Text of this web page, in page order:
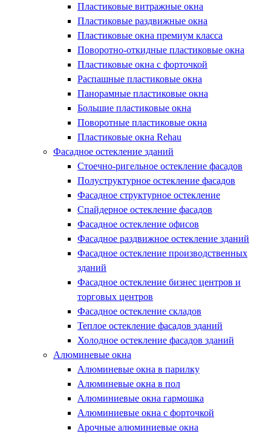
Пластиковые витражные окна
Пластиковые раздвижные окна
Пластиковые окна премиум класса
Поворотно-откидные пластиковые окна
Пластиковые окна с форточкой
Распашные пластиковые окна
Панорамные пластиковые окна
Большие пластиковые окна
Поворотные пластиковые окна
Пластиковые окна Rehau
Фасадное остекление зданий
Стоечно-ригельное остекление фасадов
Полуструктурное остекление фасадов
Фасадное структурное остекление
Спайдерное остекление фасадов
Фасадное остекление офисов
Фасадное раздвижное остекление зданий
Фасадное остекление производственных
зданий
Фасадное остекление бизнес центров и
торговых центров
Фасадное остекление складов
Теплое остекление фасадов зданий
Холодное остекление фасадов зданий
Алюминевые окна
Алюминевые окна в парилку
Алюминевые окна в пол
Алюминиевые окна гармошка
Алюминиевые окна с форточкой
Арочные алюминиевые окна
5 лет гарантии на конструкцию и 3 года на монтаж!
Постоянные акции и подарки - уточняйте у менеджера
Заказать расчет